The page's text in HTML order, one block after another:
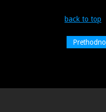
back to top
Prethodno